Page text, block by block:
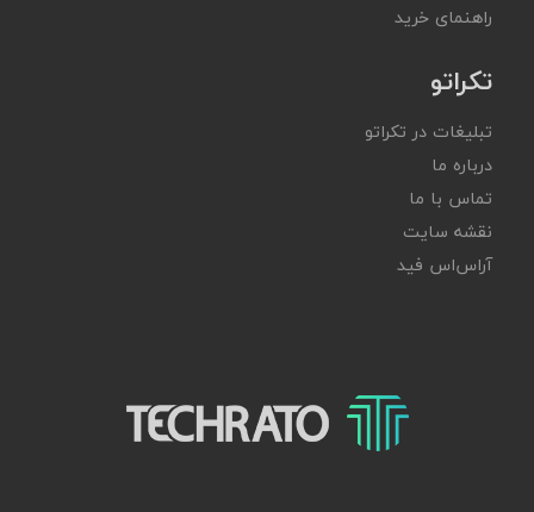
راهنمای خرید
تکراتو
تبلیغات در تکراتو
درباره ما
تماس با ما
نقشه سایت
آر‌اس‌اس فید
تکراتو – زندگی با تکنولوژی